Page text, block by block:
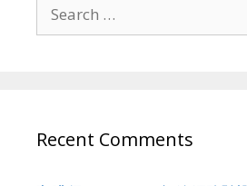
for:
Recent Comments